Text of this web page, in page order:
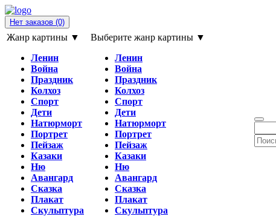
Нет заказов (0)
Жанр картины ▼
Ленин
Война
Праздник
Колхоз
Спорт
Дети
Натюрморт
Портрет
Пейзаж
Казаки
Ню
Авангард
Сказка
Плакат
Скульптура
Выберите жанр картины ▼
Ленин
Война
Праздник
Колхоз
Спорт
Дети
Натюрморт
Портрет
Пейзаж
Казаки
Ню
Авангард
Сказка
Плакат
Скульптура